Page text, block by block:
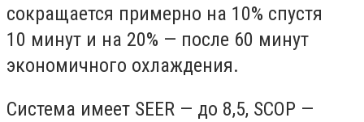
сокращается примерно на 10% спустя
10 минут и на 20% — после 60 минут
экономичного охлаждения.
Система имеет SEER — до 8,5, SCOP —